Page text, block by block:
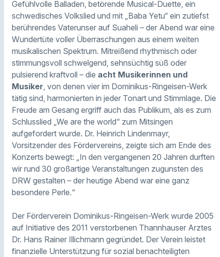
Gefühlvolle Balladen, betörende Musical-Duette, ein
schwedisches Volkslied und mit „Baba Yetu“ ein zutiefst
berührendes Vaterunser auf Suaheli – der Abend war eine
Wundertüte voller Überraschungen aus einem weiten
musikalischen Spektrum. Mitreißend rhythmisch oder
stimmungsvoll schwelgend, sehnsüchtig süß oder
pulsierend kraftvoll – die acht Musikerinnen und
Musiker , von denen vier im Dominikus-Ringeisen-Werk
tätig sind, harmonierten in jeder Tonart und Stimmlage. Die
Freude am Gesang ergriff auch das Publikum, als es zum
Schlusslied „We are the world“ zum Mitsingen
aufgefordert wurde. Dr. Heinrich Lindenmayr,
Vorsitzender des Fördervereins, zeigte sich am Ende des
Konzerts bewegt: „In den vergangenen 20 Jahren durften
wir rund 30 großartige Veranstaltungen zugunsten des
DRW gestalten – der heutige Abend war eine ganz
besondere Perle.“
Der Förderverein Dominikus-Ringeisen-Werk wurde 2005
auf Initiative des 2011 verstorbenen Thannhauser Arztes
Dr. Hans Rainer Illichmann gegründet. Der Verein leistet
finanzielle Unterstützung für sozial benachteiligten